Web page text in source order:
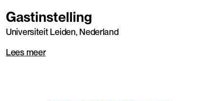
Gastinstelling
Universiteit Leiden, Nederland
Lees meer